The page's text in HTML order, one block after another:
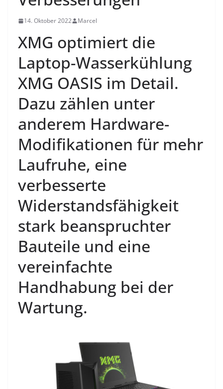
14. Oktober 2022 Marcel
XMG optimiert die
Laptop-Wasserkühlung
XMG OASIS im Detail.
Dazu zählen unter
anderem Hardware-
Modifikationen für mehr
Laufruhe, eine
verbesserte
Widerstandsfähigkeit
stark beanspruchter
Bauteile und eine
vereinfachte
Handhabung bei der
Wartung.